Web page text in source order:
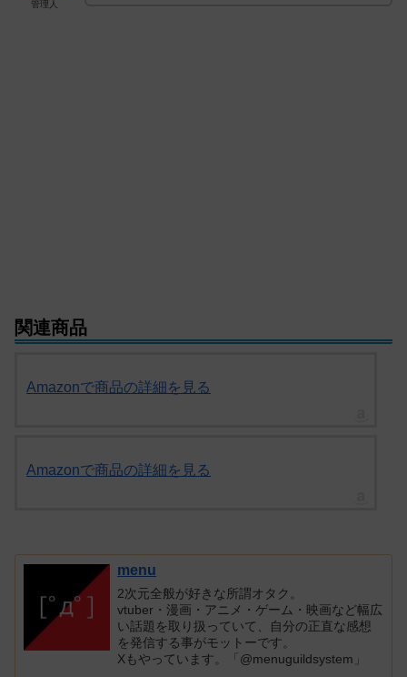
管理人
関連商品
Amazonで商品の詳細を見る
Amazonで商品の詳細を見る
menu
2次元全般が好きな所謂オタク。
vtuber・漫画・アニメ・ゲーム・映画など幅広
い話題を取り扱っていて、自分の正直な感想
を発信する事がモットーです。
Xもやっています。「@menuguildsystem」